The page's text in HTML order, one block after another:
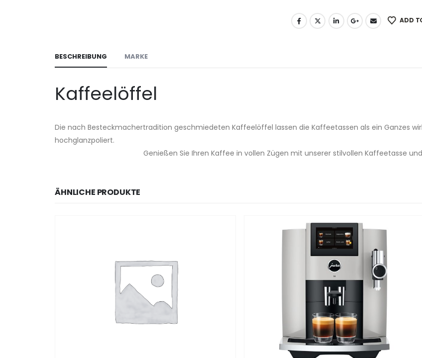
ADD
BESCHREIBUNG MARKE
Kaffeelöffel
Die nach Besteckmachertradition geschmiedeten Kaffeelöffel lassen die Kaffeetassen als ein Ganzes
hochglanzpoliert.
Genießen Sie Ihren Kaffee in vollen Zügen mit unserer stilvollen Kaffeetasse
ÄHNLICHE PRODUKTE